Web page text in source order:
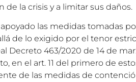
de la crisis y a limitar sus daños.
las medidas tomadas
de lo exigido por el tenor
Decreto 463/2020 de 14 de
en el art. 11 del primero de
de las medidas de